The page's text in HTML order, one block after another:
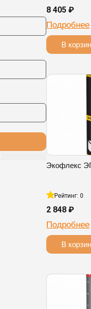
8 405 ₽
Подробнее
В
Экофлекс
Рейтинг: 0
2 848 ₽
Подробнее
В